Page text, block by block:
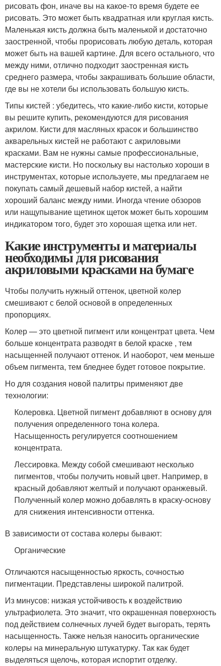
рисовать фон, иначе вы на какое-то время будете ее
рисовать. Это может быть квадратная или круглая кисть.
Маленькая кисть должна быть маленькой и достаточно
заостренной, чтобы прорисовать любую деталь, которая
может быть на вашей картине. Для всего остального, что
между ними, отлично подходит заостренная кисть
среднего размера, чтобы закрашивать большие области,
где вы не хотели бы использовать большую кисть.
Типы кистей : убедитесь, что какие-либо кисти, которые
вы решите купить, рекомендуются для рисования
акрилом. Кисти для масляных красок и большинство
акварельных кистей не работают с акриловыми
красками. Вам не нужны самые профессиональные,
мастерские кисти. Но поскольку вы настолько хороши в
инструментах, которые используете, мы предлагаем не
покупать самый дешевый набор кистей, а найти
хороший баланс между ними. Иногда чтение обзоров
или нащупывание щетинок щеток может быть хорошим
индикатором того, будет это хорошая щетка или нет.
Какие инструменты и материалы
необходимы для рисования
акриловыми красками на бумаге
Чтобы получить нужный оттенок, цветной колер
смешивают с белой основой в определенных
пропорциях.
Колер — это цветной пигмент или концентрат цвета. Чем
больше концентрата разводят в белой краске , тем
насыщенней получают оттенок. И наоборот, чем меньше
объем пигмента, тем бледнее будет готовое покрытие.
Но для создания новой палитры применяют две
технологии:
Колеровка. Цветной пигмент добавляют в основу для
получения определенного тона колера.
Насыщенность регулируется соотношением
концентрата.
Лессировка. Между собой смешивают несколько
пигментов, чтобы получить новый цвет. Например, в
красный добавляют желтый и получают оранжевый.
Полученный колер можно добавлять в краску-основу
для снижения интенсивности оттенка.
В зависимости от состава колеры бывают:
Органические
Отличаются насыщенностью яркость, сочностью
пигментации. Представлены широкой палитрой.
Из минусов: низкая устойчивость к воздействию
ультрафиолета. Это значит, что окрашенная поверхность
под действием солнечных лучей будет выгорать, терять
насыщенность. Также нельзя наносить органические
колеры на минеральную штукатурку. Так как будет
выделяться щелочь, которая испортит отделку.